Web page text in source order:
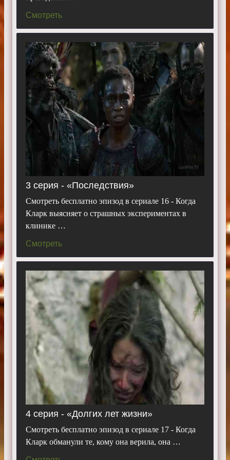
Смотреть
3 серия - «Последствия»
Смотреть бесплатно эпизод в сериале 16 - Когда
Кларк выясняет о страшных экспериментах в
клинике …
Смотреть
4 серия - «Долгих лет жизни»
Смотреть бесплатно эпизод в сериале 17 - Когда
Кларк обманули те, кому она верила, она …